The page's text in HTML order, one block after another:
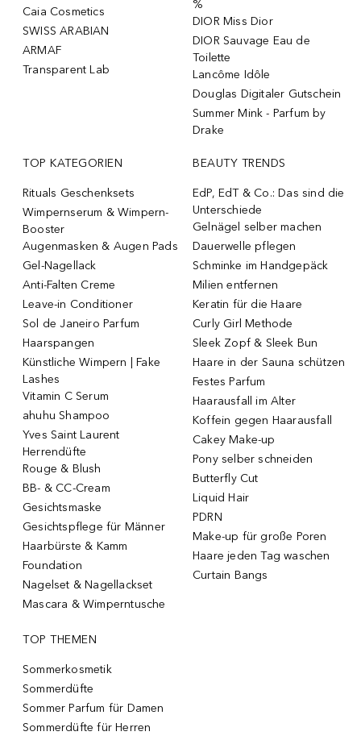
Caia Cosmetics
SWISS ARABIAN
ARMAF
Transparent Lab
%
DIOR Miss Dior
DIOR Sauvage Eau de
Toilette
Lancôme Idôle
Douglas Digitaler Gutschein
Summer Mink - Parfum by
Drake
TOP KATEGORIEN
Rituals Geschenksets
Wimpernserum & Wimpern-
Booster
Augenmasken & Augen Pads
Gel-Nagellack
Anti-Falten Creme
Leave-in Conditioner
Sol de Janeiro Parfum
Haarspangen
Künstliche Wimpern | Fake
Lashes
Vitamin C Serum
ahuhu Shampoo
Yves Saint Laurent
Herrendüfte
Rouge & Blush
BB- & CC-Cream
Gesichtsmaske
Gesichtspflege für Männer
Haarbürste & Kamm
Foundation
Nagelset & Nagellackset
Mascara & Wimperntusche
BEAUTY TRENDS
EdP, EdT & Co.: Das sind die
Unterschiede
Gelnägel selber machen
Dauerwelle pflegen
Schminke im Handgepäck
Milien entfernen
Keratin für die Haare
Curly Girl Methode
Sleek Zopf & Sleek Bun
Haare in der Sauna schützen
Festes Parfum
Haarausfall im Alter
Koffein gegen Haarausfall
Cakey Make-up
Pony selber schneiden
Butterfly Cut
Liquid Hair
PDRN
Make-up für große Poren
Haare jeden Tag waschen
Curtain Bangs
TOP THEMEN
Sommerkosmetik
Sommerdüfte
Sommer Parfum für Damen
Sommerdüfte für Herren